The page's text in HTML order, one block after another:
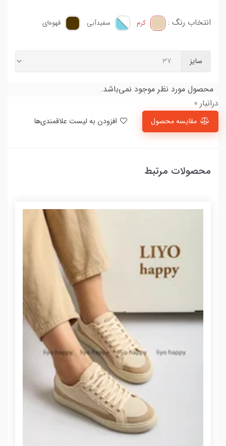
انتخاب رنگ : کرم سفید‌آبی قهوه‌ای
سایز
محصول مورد نظر موجود نمی‌باشد.
درانبار 0
مقایسه محصول
محصولات مرتبط